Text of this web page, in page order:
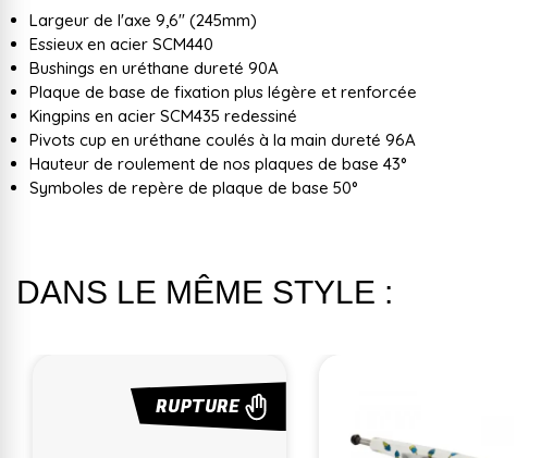
Largeur de l'axe 9,6" (245mm)
Essieux en acier SCM440
Bushings en uréthane dureté 90A
Plaque de base de fixation plus légère et renforcée
Kingpins en acier SCM435 redessiné
Pivots cup en uréthane coulés à la main dureté 96A
Hauteur de roulement de nos plaques de base 43°
Symboles de repère de plaque de base 50°
DANS LE MÊME STYLE :
RUPTURE